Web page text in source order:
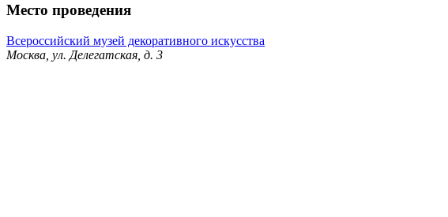
Место проведения
Всероссийский музей декоративного искусства
Москва, ул. Делегатская, д. 3